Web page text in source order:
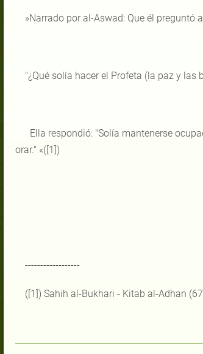
»Narrado por al-Aswad: Que él preguntó
"¿Qué solía hacer el Profeta (la paz y las
Ella respondió: "Solía ​​mantenerse
orar." «([1])
------------------
([1]) Sahih al-Bukhari - Kitab al-Adhan